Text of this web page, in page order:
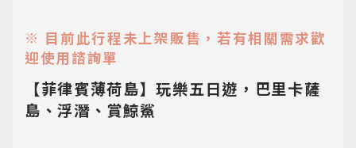
※ 目前此行程未上架販售，若有相關需求歡
迎使用諮詢單
【菲律賓薄荷島】玩樂五日遊，巴里卡薩
島、浮潛、賞鯨鯊